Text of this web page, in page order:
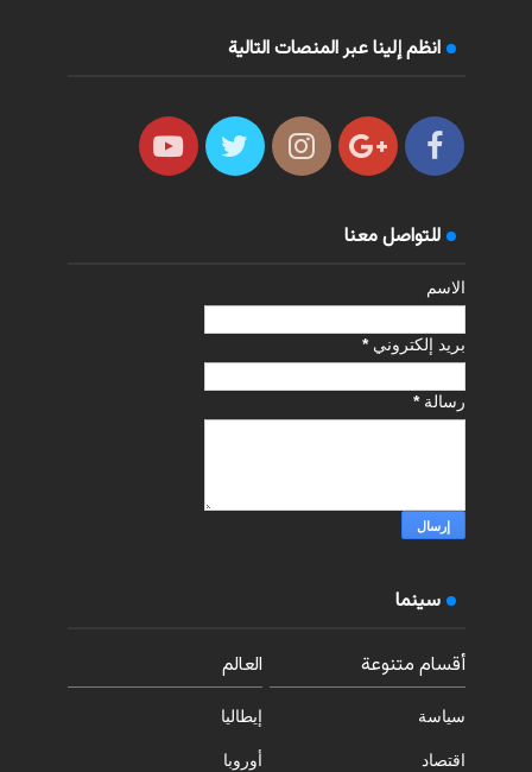
انظم إلينا عبر المنصات التالية
للتواصل معنا
الاسم
بريد إلكتروني*
رسالة*
سينما
أقسام متنوعة
سياسة
اقتصاد
العالم
إيطاليا
أوروبا